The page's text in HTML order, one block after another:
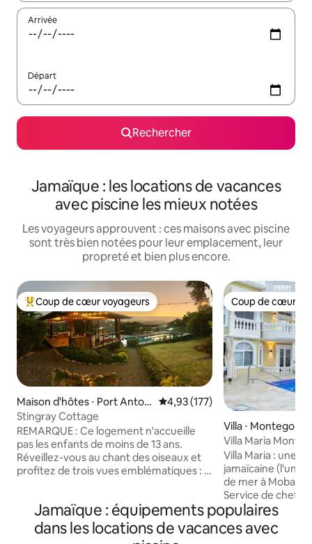
Arrivée
Départ
Rechercher
Jamaïque : les locations de vacances
avec piscine les mieux notées
Les voyageurs approuvent : ces maisons avec piscine
sont très bien notées pour leur emplacement, leur
propreté et bien plus encore.
Coups de cœur voyageurs les plus appréciés
Coup de cœur voyageurs
Maison d'hôtes ⋅ Port Antoni
o
Évaluation moyenne sur la
4,93 (177)
Stingray Cottage
REMARQUE : Ce logement n'accueille
pas les enfants de moins de 13 ans.
Réveillez-vous au chant des oiseaux et
profitez de trois vues emblématiques : le
proximité. Stingray est une retraite
privée d'une chambre pour deux
personnes, située au cœur d'un
Coup de cœur
Coup de cœur
Villa ⋅ Montego
Villa Maria
avec piscine
Villa Maria : une
jamaïcaine (l'une
de mer à Mobay) Entièrement climatisée
Service de chef
en charge à
Propriété : Nous
village de
Jamaïque : équipements populaires
dans les locations de vacances avec